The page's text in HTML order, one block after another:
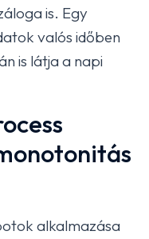
is. Egy
valós időben
is látja a napi
alkalmazása